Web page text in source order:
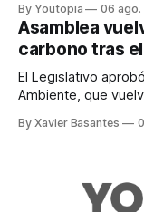
By Youtopia 06
Asamblea
carbono tras
El Legislativo
Ambiente, que
By Xavier Basantes